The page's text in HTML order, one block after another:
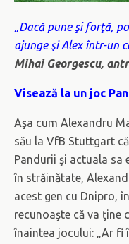
„Dacă pune şi forţă,
ajunge şi Alex într-un
Mihai Georgescu,
Visează la un joc
Aşa cum Alexandru
său la VfB Stuttgart
Pandurii şi actuala sa
în străinătate,
acest gen cu Dnipro,
recunoaşte că va ţine
înaintea jocului: „Ar fi